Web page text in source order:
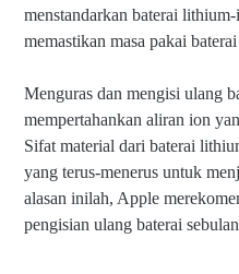
menstandarkan baterai
memastikan masa pakai
Menguras dan mengisi ulang
mempertahankan aliran ion
Sifat material dari baterai
yang terus-menerus untuk
alasan inilah, Apple
pengisian ulang baterai